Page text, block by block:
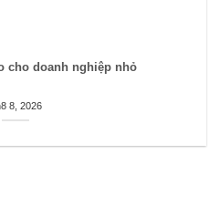
cho doanh nghiệp nhỏ
8, 2026